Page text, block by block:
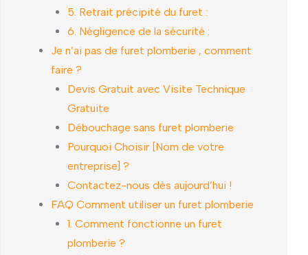
5. Retrait précipité du furet :
6. Négligence de la sécurité :
Je n’ai pas de furet plomberie , comment
faire ?
Devis Gratuit avec Visite Technique
Gratuite
Débouchage sans furet plomberie
Pourquoi Choisir [Nom de votre
entreprise] ?
Contactez-nous dès aujourd’hui !
FAQ Comment utiliser un furet plomberie
1. Comment fonctionne un furet
plomberie ?